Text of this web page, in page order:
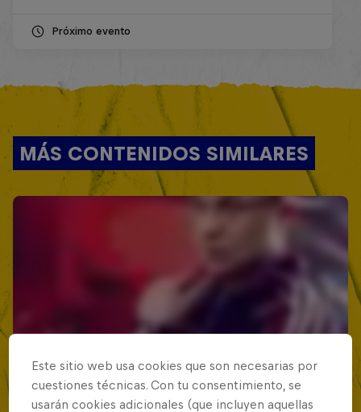
Próximo evento
MÁS CONTENIDOS SIMILARES
Este sitio web usa cookies que son necesarias por
cuestiones técnicas. Con tu consentimiento, se
usarán cookies adicionales (que incluyen aquellas